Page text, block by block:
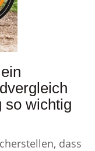
so wichtig
dass